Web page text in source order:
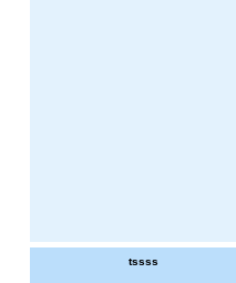
tssss